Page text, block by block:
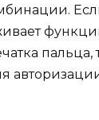
пальца,